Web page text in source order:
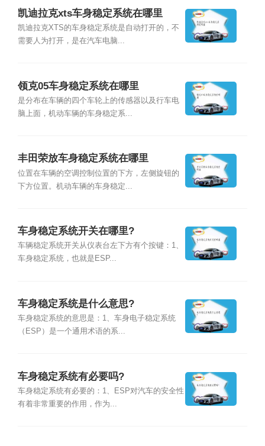
凯迪拉克xts车身稳定系统在哪里
凯迪拉克XTS的车身稳定系统是自动打开的，不
需要人为打开，是在汽车电脑...
领克05车身稳定系统在哪里
是分布在车辆的四个车轮上的传感器以及行车电
脑上面，机动车辆的车身稳定系...
丰田荣放车身稳定系统在哪里
位置在车辆的空调控制位置的下方，左侧旋钮的
下方位置。机动车辆的车身稳定...
车身稳定系统开关在哪里?
车辆稳定系统开关从仪表台左下方有个按键：1、
车身稳定系统，也就是ESP...
车身稳定系统是什么意思?
车身稳定系统的意思是：1、车身电子稳定系统
（ESP）是一个通用术语的系...
车身稳定系统有必要吗?
车身稳定系统有必要的：1、ESP对汽车的安全性
有着非常重要的作用，作为...